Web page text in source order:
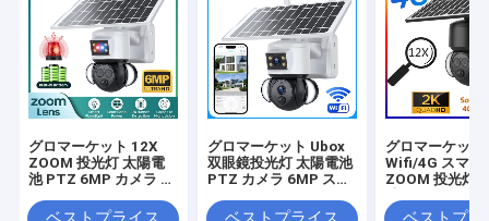
グロマーケット 12X
ZOOM 投光灯 太陽電
池 PTZ 6MP カメラ ス
セキュリティ カメラ
グロマーケット Ubox
双眼鏡投光灯 太陽電池
PTZ カメラ 6MP スマ
ティ PTZ カメラ
グロマーケッ
Wifi/4G スマー
ZOOM 投光灯
PIR 人間検出カ